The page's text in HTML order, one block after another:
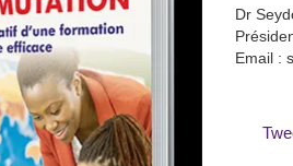
Dr
Email :